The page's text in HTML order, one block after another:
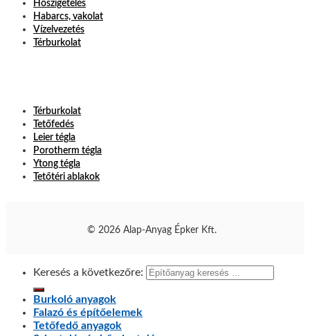
Hőszigetelés
Habarcs, vakolat
Vízelvezetés
Térburkolat
Térburkolat
Tetőfedés
Leier tégla
Porotherm tégla
Ytong tégla
Tetőtéri ablakok
© 2026 Alap-Anyag Épker Kft.
Keresés a következőre:
Burkoló anyagok
Falazó és építőelemek
Tetőfedő anyagok